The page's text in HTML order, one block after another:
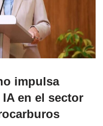
impulsa
en el sector